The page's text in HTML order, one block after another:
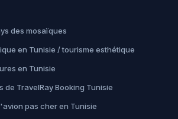
des mosaïques
en Tunisie / tourisme esthétique
en Tunisie
de TravelRay Booking Tunisie
pas cher en Tunisie